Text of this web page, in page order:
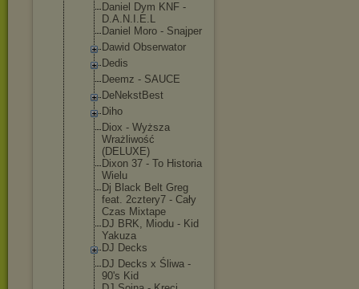
Daniel Dym KNF -
D.A.N.I.E.L
Daniel Moro - Snajper
Dawid Obserwator
Dedis
Deemz - SAUCE
DeNekstBest
Diho
Diox - Wyższa
Wrażliwość
(DELUXE)
Dixon 37 - To Historia
Wielu
Dj Black Belt Greg
feat. 2cztery7 - Cały
Czas Mixtape
DJ BRK, Miodu - Kid
Yakuza
DJ Decks
DJ Decks x Śliwa -
90's Kid